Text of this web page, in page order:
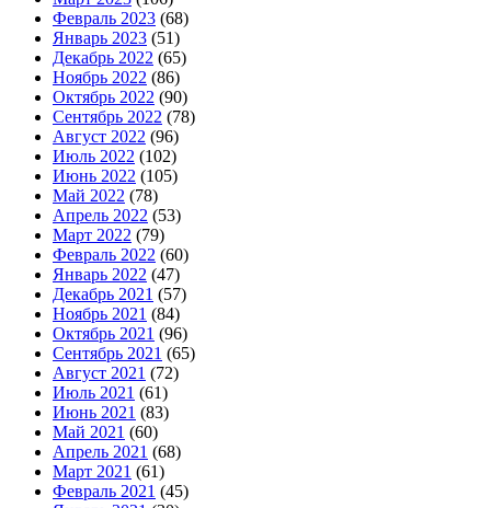
Февраль 2023 (68)
Январь 2023 (51)
Декабрь 2022 (65)
Ноябрь 2022 (86)
Октябрь 2022 (90)
Сентябрь 2022 (78)
Август 2022 (96)
Июль 2022 (102)
Июнь 2022 (105)
Май 2022 (78)
Апрель 2022 (53)
Март 2022 (79)
Февраль 2022 (60)
Январь 2022 (47)
Декабрь 2021 (57)
Ноябрь 2021 (84)
Октябрь 2021 (96)
Сентябрь 2021 (65)
Август 2021 (72)
Июль 2021 (61)
Июнь 2021 (83)
Май 2021 (60)
Апрель 2021 (68)
Март 2021 (61)
Февраль 2021 (45)